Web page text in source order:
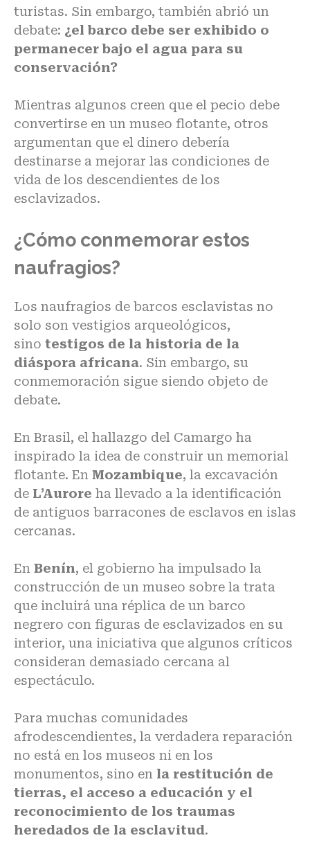
turistas. Sin embargo, también abrió un
debate: ¿el barco debe ser exhibido o
permanecer bajo el agua para su
conservación?
Mientras algunos creen que el pecio debe
convertirse en un museo flotante, otros
argumentan que el dinero debería
destinarse a mejorar las condiciones de
vida de los descendientes de los
esclavizados.
¿Cómo conmemorar estos
naufragios?
Los naufragios de barcos esclavistas no
solo son vestigios arqueológicos,
sino testigos de la historia de la
diáspora africana. Sin embargo, su
conmemoración sigue siendo objeto de
debate.
En Brasil, el hallazgo del Camargo ha
inspirado la idea de construir un memorial
flotante. En Mozambique, la excavación
de L’Aurore ha llevado a la identificación
de antiguos barracones de esclavos en islas
cercanas.
En Benín, el gobierno ha impulsado la
construcción de un museo sobre la trata
que incluirá una réplica de un barco
negrero con figuras de esclavizados en su
interior, una iniciativa que algunos críticos
consideran demasiado cercana al
espectáculo.
Para muchas comunidades
afrodescendientes, la verdadera reparación
no está en los museos ni en los
monumentos, sino en la restitución de
tierras, el acceso a educación y el
reconocimiento de los traumas
heredados de la esclavitud.